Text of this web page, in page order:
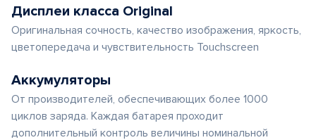
Дисплеи класса Original
Оригинальная сочность, качество изображения, яркость,
цветопередача и чувствительность Touchscreen
Аккумуляторы
От производителей, обеспечивающих более 1000
циклов заряда. Каждая батарея проходит
дополнительный контроль величины номинальной